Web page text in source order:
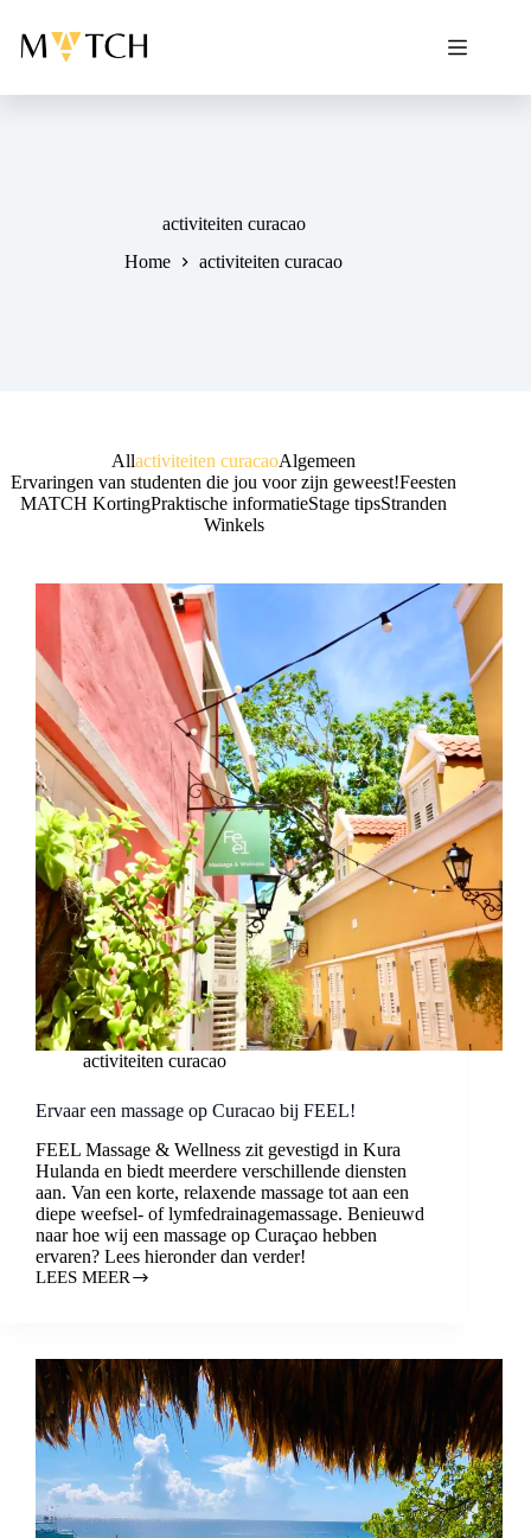
naar
activiteiten curacao
Home
activiteiten curacao
Allactiviteiten curacaoAlgemeen
Ervaringen van studenten die jou voor zijn geweest!Feesten
MATCH KortingPraktische informatieStage tipsStranden
Winkels
activiteiten curacao
Ervaar een massage op Curacao bij FEEL!
FEEL Massage & Wellness zit gevestigd in Kura
Hulanda en biedt meerdere verschillende diensten
aan. Van een korte, relaxende massage tot aan een
diepe weefsel- of lymfedrainagemassage. Benieuwd
naar hoe wij een massage op Curaçao hebben
ervaren? Lees hieronder dan verder!
LEES MEER
ERVAAR
CURACAO
BIJ
FEEL!